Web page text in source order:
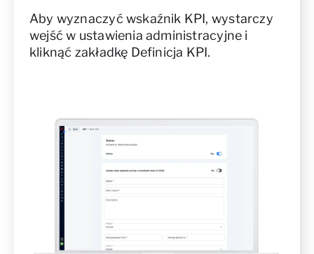
Aby wyznaczyć wskaźnik KPI, wystarczy
wejść w ustawienia administracyjne i
kliknąć zakładkę Definicja KPI.